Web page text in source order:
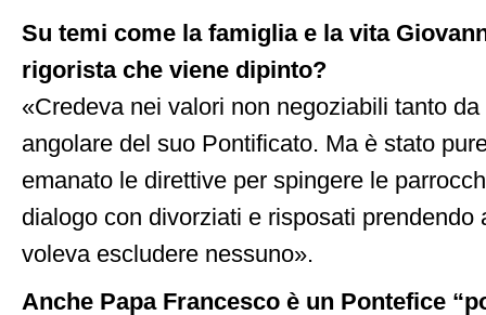
Su temi come la famiglia e la vita
rigorista che viene dipinto?
«Credeva nei valori non negoziabili tanto
angolare del suo Pontificato. Ma è stato
emanato le direttive per spingere le
dialogo con divorziati e risposati prendendo
voleva escludere nessuno».
Anche Papa Francesco è un Pontefice